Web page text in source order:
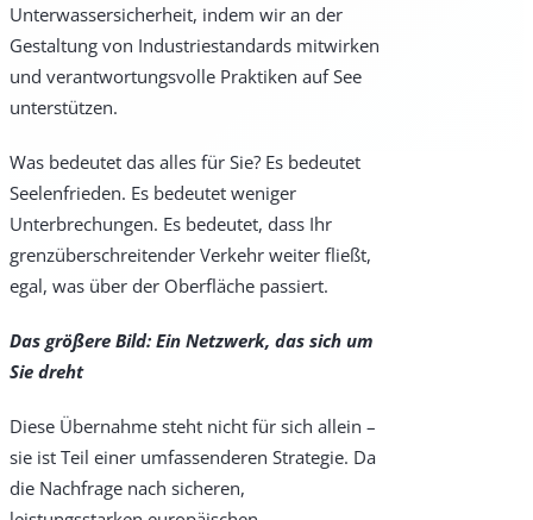
Unterwassersicherheit, indem wir an der
Gestaltung von Industriestandards mitwirken
und verantwortungsvolle Praktiken auf See
unterstützen.
Was bedeutet das alles für Sie? Es bedeutet
Seelenfrieden. Es bedeutet weniger
Unterbrechungen. Es bedeutet, dass Ihr
grenzüberschreitender Verkehr weiter fließt,
egal, was über der Oberfläche passiert.
Das größere Bild: Ein Netzwerk, das sich um
Sie dreht
Diese Übernahme steht nicht für sich allein –
sie ist Teil einer umfassenderen Strategie. Da
die Nachfrage nach sicheren,